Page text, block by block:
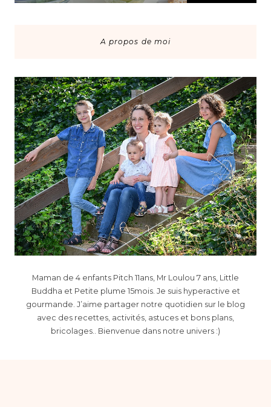
A propos de moi
Maman de 4 enfants Pitch 11ans, Mr Loulou 7 ans, Little
Buddha et Petite plume 15mois. Je suis hyperactive et
gourmande. J’aime partager notre quotidien sur le blog
avec des recettes, activités, astuces et bons plans,
bricolages.. Bienvenue dans notre univers :)